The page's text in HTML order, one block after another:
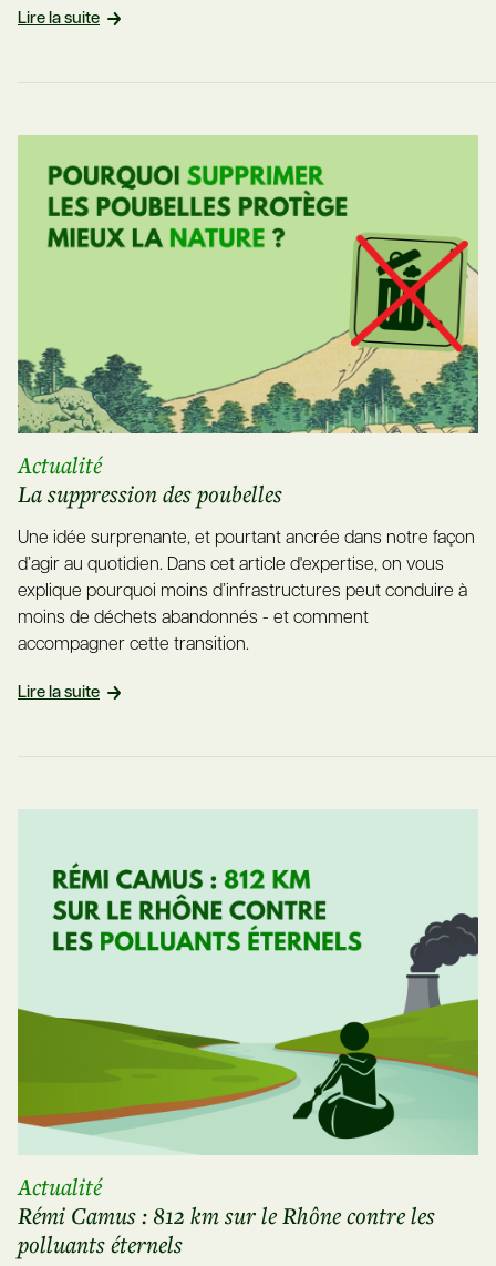
Lire la suite
Actualité
La suppression des poubelles
Une idée surprenante, et pourtant ancrée dans notre façon
d’agir au quotidien. Dans cet article d'expertise, on vous
explique pourquoi moins d’infrastructures peut conduire à
moins de déchets abandonnés - et comment
accompagner cette transition.
Lire la suite
Actualité
Rémi Camus : 812 km sur le Rhône contre les
polluants éternels